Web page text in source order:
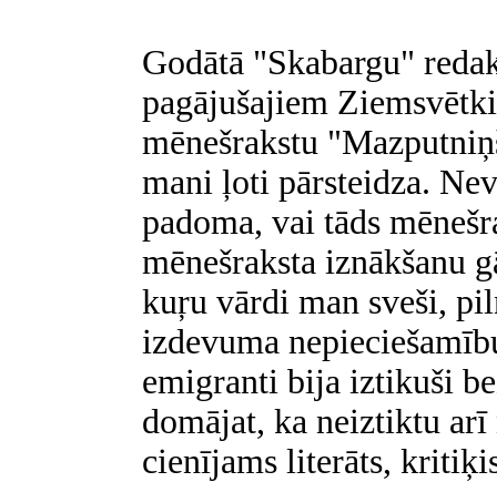
Godātā "Skabargu"
pagājušajiem
mēnešrakstu
mani ļoti pārsteidza.
padoma, vai tāds
mēnešraksta iznākšanu
kuŗu vārdi man sveši,
izdevuma
emigranti bija iztikuši
domājat, ka neiztiktu arī
cienījams literāts,